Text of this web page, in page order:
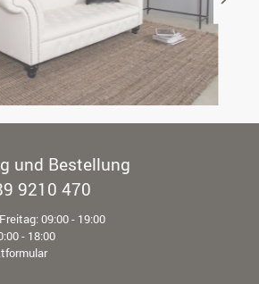
und Bestellung
9210 470
09:00 - 19:00
- 18:00